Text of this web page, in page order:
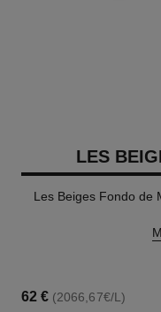
LES
Les Beiges Fondo de
62 € (2066,67€/L)